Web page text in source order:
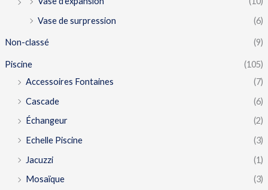
Vase de surpression
(6)
Non-classé (9)
Piscine
(105)
Accessoires Fontaines
(7)
Cascade
(6)
Échangeur
(2)
Echelle Piscine
(3)
Jacuzzi
(1)
Mosaïque
(3)